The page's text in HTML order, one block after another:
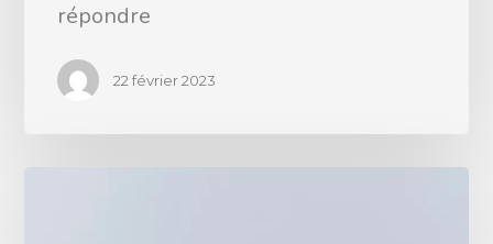
répondre
22 février 2023